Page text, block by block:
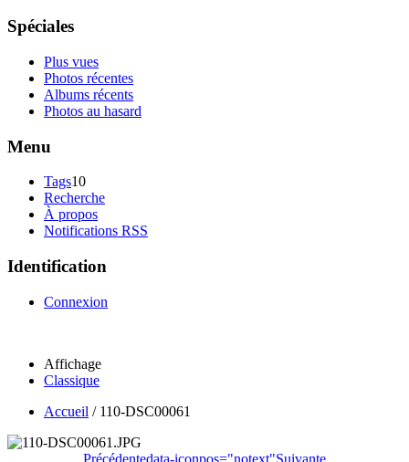
Spéciales
Plus vues
Photos récentes
Albums récents
Photos au hasard
Menu
Tags10
Recherche
À propos
Notifications RSS
Identification
Connexion
Affichage
Classique
Accueil / 110-DSC00061
Précédentedata-iconpos="notext"Suivante